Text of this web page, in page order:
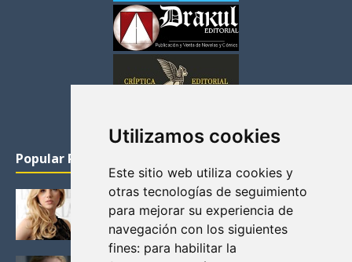
Utilizamos cookies
Este sitio web utiliza cookies y
otras tecnologías de seguimiento
para mejorar su experiencia de
navegación con los siguientes
fines: para habilitar la
Popular Posts
KATHERYN WINNICK: LA ACTRIZ MAS GUAPA DE
VIKINGOS
Junio 14, 2013